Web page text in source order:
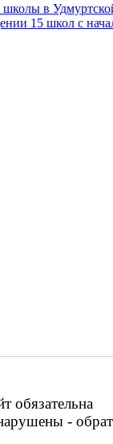
школы в
15 школ с
обязательна
-